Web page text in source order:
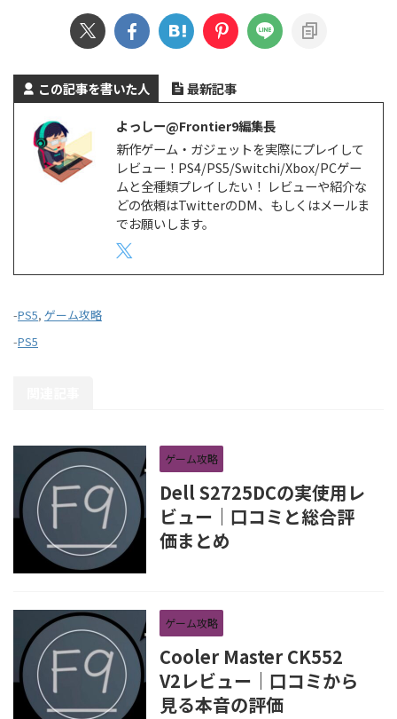
この記事を書いた人
最新記事
よっしー@Frontier9編集長
新作ゲーム・ガジェットを実際にプレイして
レビュー！PS4/PS5/Switchi/Xbox/PCゲー
ムと全種類プレイしたい！ レビューや紹介な
どの依頼はTwitterのDM、もしくはメールま
でお願いします。
-PS5, ゲーム攻略
-PS5
ゲーム攻略
Dell S2725DCの実使用レ
ビュー｜口コミと総合評
価まとめ
ゲーム攻略
Cooler Master CK552
V2レビュー｜口コミから
見る本音の評価